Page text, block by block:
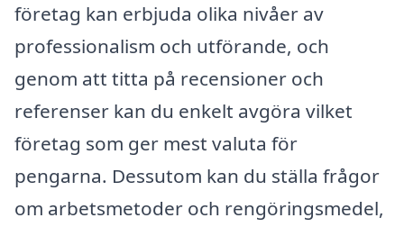
företag kan erbjuda olika nivåer av
professionalism och utförande, och
genom att titta på recensioner och
referenser kan du enkelt avgöra vilket
företag som ger mest valuta för
pengarna. Dessutom kan du ställa frågor
om arbetsmetoder och rengöringsmedel,